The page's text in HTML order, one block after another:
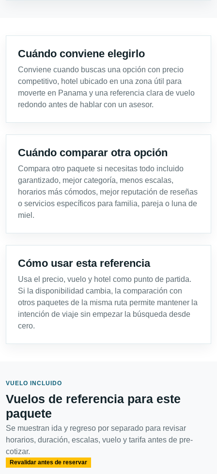
Cuándo conviene elegirlo
Conviene cuando buscas una opción con precio
competitivo, hotel ubicado en una zona útil para
moverte en Panama y una referencia clara de vuelo
redondo antes de hablar con un asesor.
Cuándo comparar otra opción
Compara otro paquete si necesitas todo incluido
garantizado, mejor categoría, menos escalas,
horarios más cómodos, mejor reputación de reseñas
o servicios específicos para familia, pareja o luna de
miel.
Cómo usar esta referencia
Usa el precio, vuelo y hotel como punto de partida.
Si la disponibilidad cambia, la comparación con
otros paquetes de la misma ruta permite mantener la
intención de viaje sin empezar la búsqueda desde
cero.
VUELO INCLUIDO
Vuelos de referencia para este
paquete
Se muestran ida y regreso por separado para revisar
horarios, duración, escalas, vuelo y tarifa antes de pre-
cotizar.
Revalidar antes de reservar